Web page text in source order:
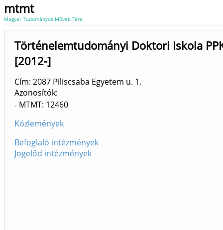
mtmt
Magyar Tudományos Művek Tára
Történelemtudományi Doktori Iskola
[2012-]
Cím: 2087 Piliscsaba Egyetem u. 1.
Azonosítók
MTMT: 12460
Közlemények
Befoglaló intézmények
Jogelőd intézmények